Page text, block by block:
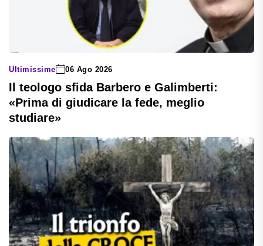
Ultimissime 06 Ago 2026
Il teologo sfida Barbero e Galimberti:
«Prima di giudicare la fede, meglio
studiare»